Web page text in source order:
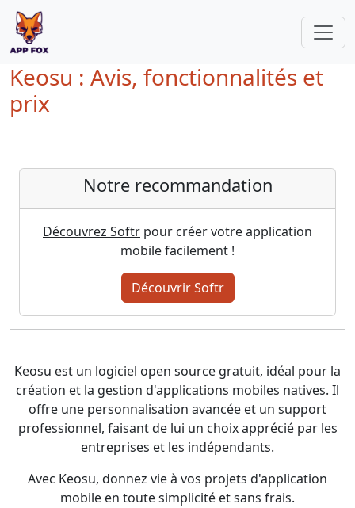
Keosu : Avis, fonctionnalités et
prix
Notre recommandation
Découvrez Softr pour créer votre application
mobile facilement !
Découvrir Softr
Keosu est un logiciel open source gratuit, idéal pour la
création et la gestion d'applications mobiles natives. Il
offre une personnalisation avancée et un support
professionnel, faisant de lui un choix apprécié par les
entreprises et les indépendants.
Avec Keosu, donnez vie à vos projets d'application
mobile en toute simplicité et sans frais.